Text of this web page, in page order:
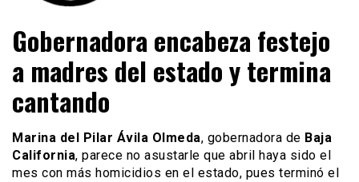
El Maldad
Viral y Youtube
Gobernadora encabeza festejo
a madres del estado y termina
cantando
Marina del Pilar Ávila Olmeda, gobernadora de Baja
California, parece no asustarle que abril haya sido el
mes con más homicidios en el estado, pues terminó el